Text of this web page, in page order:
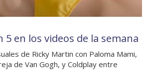
5 en los videos de la semana
de Ricky Martin con Paloma Mami,
de Van Gogh, y Coldplay entre